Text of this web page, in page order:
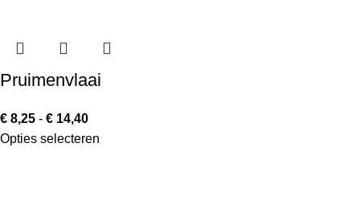
Pruimenvlaai
€ 8,25 - € 14,40
Opties selecteren